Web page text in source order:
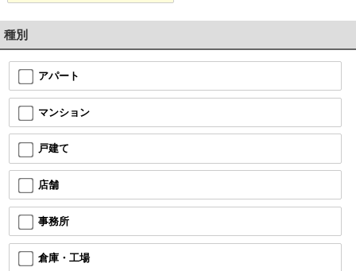
種別
アパート
マンション
戸建て
店舗
事務所
倉庫・工場